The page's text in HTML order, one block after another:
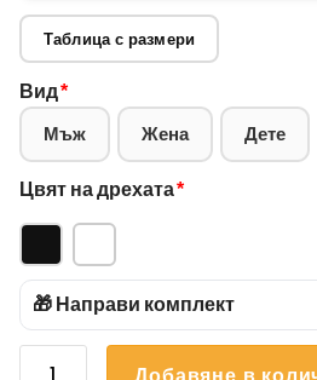
Таблица с размери
Вид*
Мъж Жена Дете
Цвят на дрехата*
🎁 Направи комплект
количество